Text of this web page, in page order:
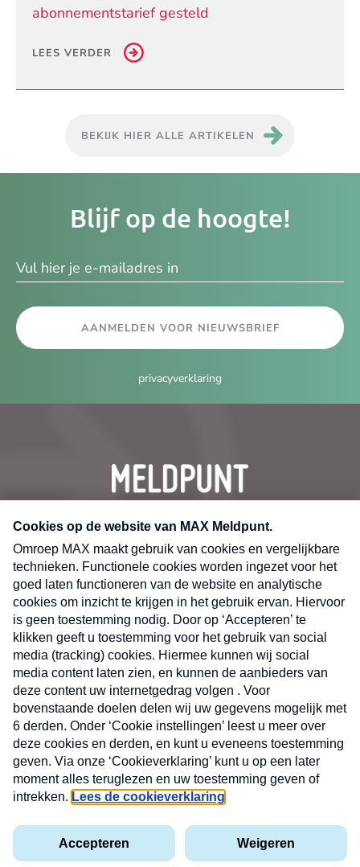
abonnementstarief gesteld
LEES VERDER
BEKIJK HIER ALLE ARTIKELEN
Blijf op de hoogte!
AANMELDEN VOOR NIEUWSBRIEF
privacyverklaring
CONTACT
Volg ons op
MAX
Cookieverklaring
Kwetsbaarheid
X
Nieuwsbrief
Neem hier een gratis abonnement op de MAX
Consumenten nieuwsbrief. Elke maandag en
donderdag in uw mailbox.
e-
VOOR